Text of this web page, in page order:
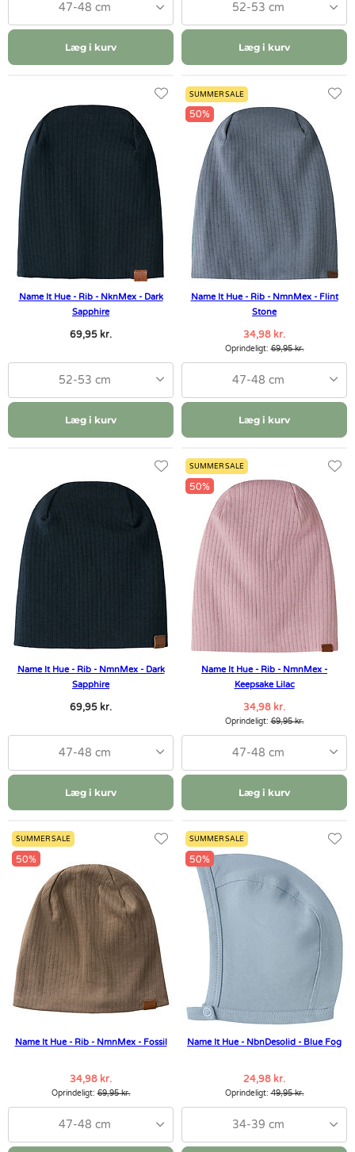
47-48 cm
Læg i kurv
52-53 cm
Læg i kurv
Name It Hue - Rib - NknMex - Dark
Sapphire
69,95 kr.
52-53 cm
Læg i kurv
SUMMER SALE
50%
Name It Hue - Rib - NmnMex - Flint
Stone
34,98 kr.
Oprindeligt:69,95 kr.
47-48 cm
Læg i kurv
Name It Hue - Rib - NmnMex - Dark
Sapphire
69,95 kr.
47-48 cm
Læg i kurv
SUMMER SALE
50%
Name It Hue - Rib - NmnMex -
Keepsake Lilac
34,98 kr.
Oprindeligt:69,95 kr.
47-48 cm
Læg i kurv
SUMMER SALE
50%
Name It Hue - Rib - NmnMex - Fossil
34,98 kr.
Oprindeligt:69,95 kr.
47-48 cm
SUMMER SALE
50%
Name It Hue - NbnDesolid - Blue Fog
24,98 kr.
Oprindeligt:49,95 kr.
34-39 cm